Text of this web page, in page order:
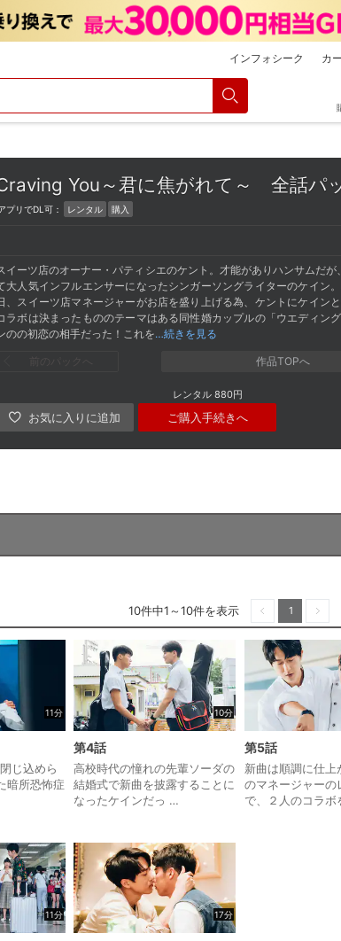
インフォシーク カ
You～君に焦がれて～ 全話パ
プリでDL可： レンタル 購入
イーツ店のオーナー・パティシエのケント。才能がありハンサムだ
大人気インフルエンサーになったシンガーソングライターのケイン
、スイーツ店マネージャーがお店を盛り上げる為、ケントにケイン
ラボは決まったもののテーマはある同性婚カップルの「ウエディン
のの初恋の相手だった！これを…続きを見る
前のパックへ 作品TOPへ
レンタル 880円
ご購入手続きへ
10件中1～10件を表示 1
11分
じ込めら
暗所恐怖症
10分
第4話
高校時代の憧れの先輩ソーダの
結婚式で新曲を披露することに
なったケインだっ …
第5話
新曲は順調に仕上
のマネージャーの
で、２人のコラ
11分 17分